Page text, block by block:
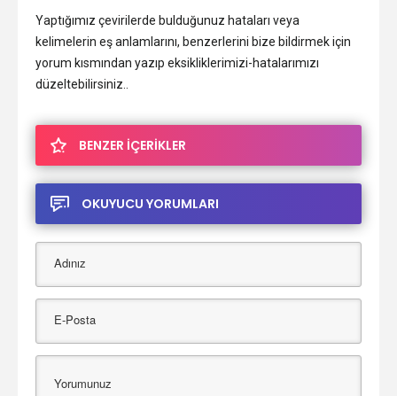
Yaptığımız çevirilerde bulduğunuz hataları veya
kelimelerin eş anlamlarını, benzerlerini bize bildirmek için
yorum kısmından yazıp eksikliklerimizi-hatalarımızı
düzeltebilirsiniz..
BENZER İÇERİKLER
OKUYUCU YORUMLARI